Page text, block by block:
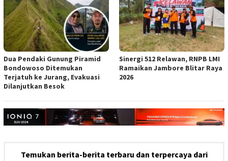
Dua Pendaki Gunung Piramid
Bondowoso Ditemukan
Terjatuh ke Jurang, Evakuasi
Dilanjutkan Besok
Sinergi 512 Relawan, RNPB LMI
Ramaikan Jambore Blitar Raya
2026
Temukan berita-berita terbaru dan terpercaya dari